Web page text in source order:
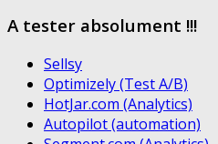
A tester absolument !!!
Sellsy
Optimizely (Test A/B)
HotJar.com (Analytics)
Autopilot (automation)